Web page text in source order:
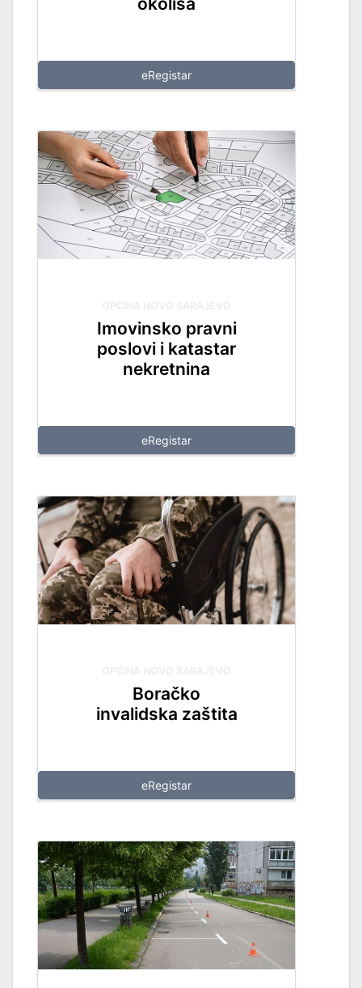
eRegistar
Imovinsko pravni
poslovi i katastar
nekretnina
eRegistar
Boračko
invalidska zaštita
eRegistar